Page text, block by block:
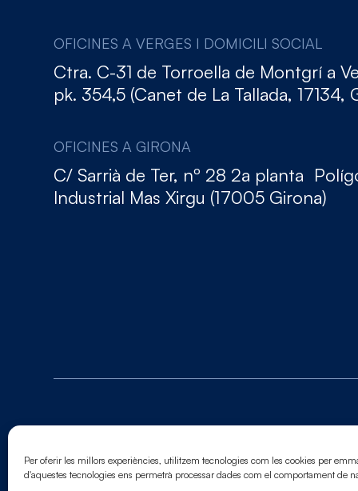
Per oferir les millors experiències, utilitzem tecnologies com les cookies per
d'aquestes tecnologies ens permetrà processar dades com el comportament de
OFICINES A VERGES I DOMICILI SOCIAL
Ctra. C-31 de Torroella de Montgrí a
pk. 354,5 (Canet de La Tallada, 17134,
OFICINES A GIRONA
C/ Sarrià de Ter, nº 28 2a planta
Industrial Mas Xirgu (17005 Girona)
Avis legal. Política de cookies. Política de